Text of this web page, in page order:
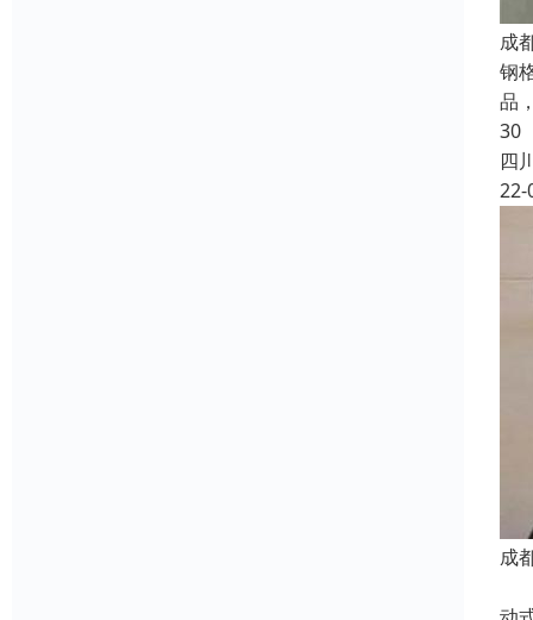
成
钢
品
30
四
22-
成